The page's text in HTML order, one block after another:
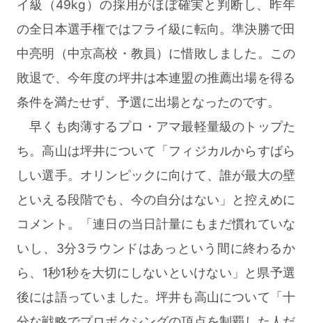
イ級（49kg）の採用がほぼ確実と判断し、昨年
の全日本選手権ではフライ級に転向。準決勝で田
中亮明（中京高校・教員）に惜敗しました。この
敗退で、今年度の坪井は本連盟の推薦出場を得る
条件を満たせず、予選に出場となったのです。
早くも肉薄するプロ・アマ最軽量級のトップた
ち。高山は坪井について「フィジカルからすばら
しい選手。オリンピックに向けて、誰が最大の壁
といえる段階でも、今の自分はない」と控えめに
コメント。「連日の当日計量にもまだ慣れていな
いし、3分3ラウンドはあっという間に終わるか
ら、1秒1秒を大切にしないといけない」と県予選
後には語っていました。坪井も高山について「十